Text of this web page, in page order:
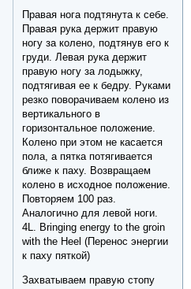
Правая нога подтянута к себе.
Правая рука держит правую
ногу за колено, подтянув его к
груди. Левая рука держит
правую ногу за лодыжку,
подтягивая ее к бедру. Руками
резко поворачиваем колено из
вертикального в
горизонтальное положение.
Колено при этом не касается
пола, а пятка потягивается
ближе к паху. Возвращаем
колено в исходное положение.
Повторяем 100 раз.
Аналогично для левой ноги.
4L. Bringing energy to the groin
with the Heel (Перенос энергии
к паху пяткой)
Захватываем правую стопу